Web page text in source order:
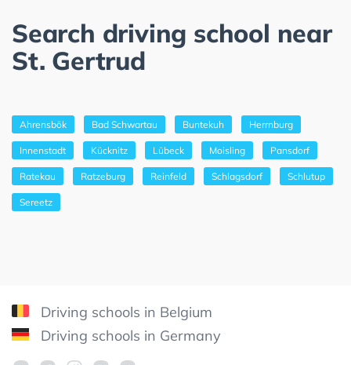
Search driving school near
St. Gertrud
Ahrensbök Bad Schwartau Buntekuh Herrnburg
Innenstadt Kücknitz Lübeck Moisling Pansdorf
Ratekau Ratzeburg Reinfeld Schlagsdorf Schlutup
Sereetz
Driving schools in Belgium
Driving schools in Germany